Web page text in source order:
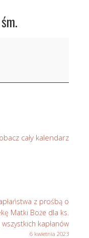
cały kalendarz
z prośbą o
Matki Boże dla ks.
kapłanów
6 kwietnia 2023